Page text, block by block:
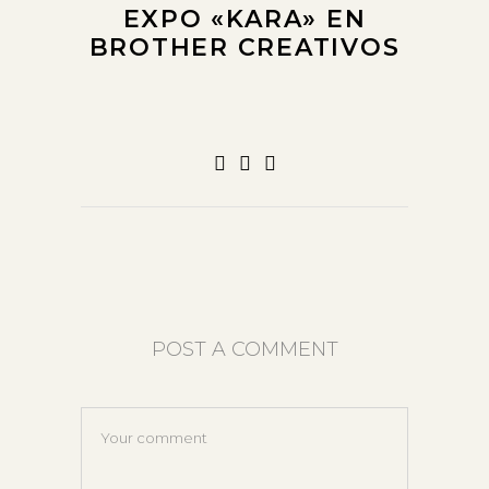
EXPO «KARA» EN
BROTHER CREATIVOS
POST A COMMENT